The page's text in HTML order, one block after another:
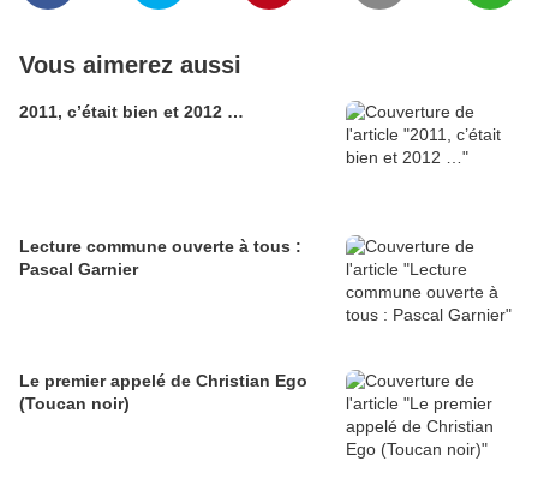
Vous aimerez aussi
2011, c’était bien et 2012 …
Lecture commune ouverte à tous :
Pascal Garnier
Le premier appelé de Christian Ego
(Toucan noir)